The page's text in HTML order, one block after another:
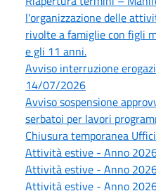
l'organizzazione delle
rivolte a famiglie con figli
e gli 11 anni.
Avviso interruzione
14/07/2026
Avviso sospensione
serbatoi per lavori
Chiusura temporanea
Attività estive - Anno
Attività estive - Anno
Attività estive - Anno